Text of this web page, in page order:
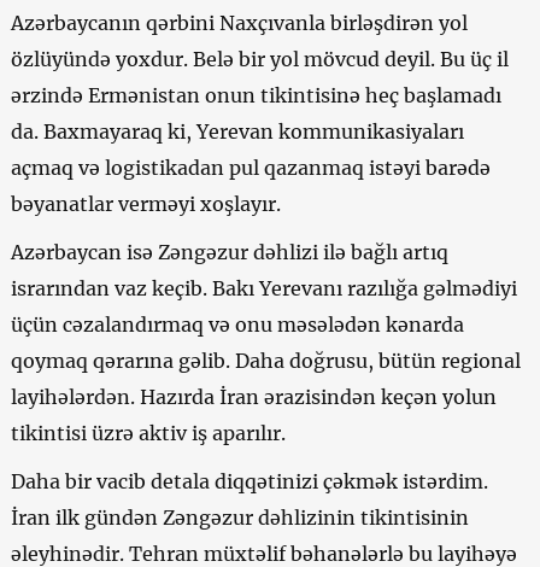
Azərbaycanın qərbini Naxçıvanla birləşdirən yol
özlüyündə yoxdur. Belə bir yol mövcud deyil. Bu üç il
ərzində Ermənistan onun tikintisinə heç başlamadı
da. Baxmayaraq ki, Yerevan kommunikasiyaları
açmaq və logistikadan pul qazanmaq istəyi barədə
bəyanatlar verməyi xoşlayır.
Azərbaycan isə Zəngəzur dəhlizi ilə bağlı artıq
israrından vaz keçib. Bakı Yerevanı razılığa gəlmədiyi
üçün cəzalandırmaq və onu məsələdən kənarda
qoymaq qərarına gəlib. Daha doğrusu, bütün regional
layihələrdən. Hazırda İran ərazisindən keçən yolun
tikintisi üzrə aktiv iş aparılır.
Daha bir vacib detala diqqətinizi çəkmək istərdim.
İran ilk gündən Zəngəzur dəhlizinin tikintisinin
əleyhinədir. Tehran müxtəlif bəhanələrlə bu layihəyə